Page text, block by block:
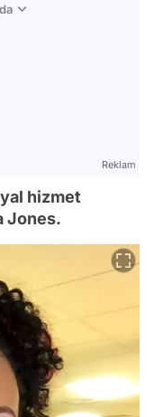
Reklam
hizmet
Jones.